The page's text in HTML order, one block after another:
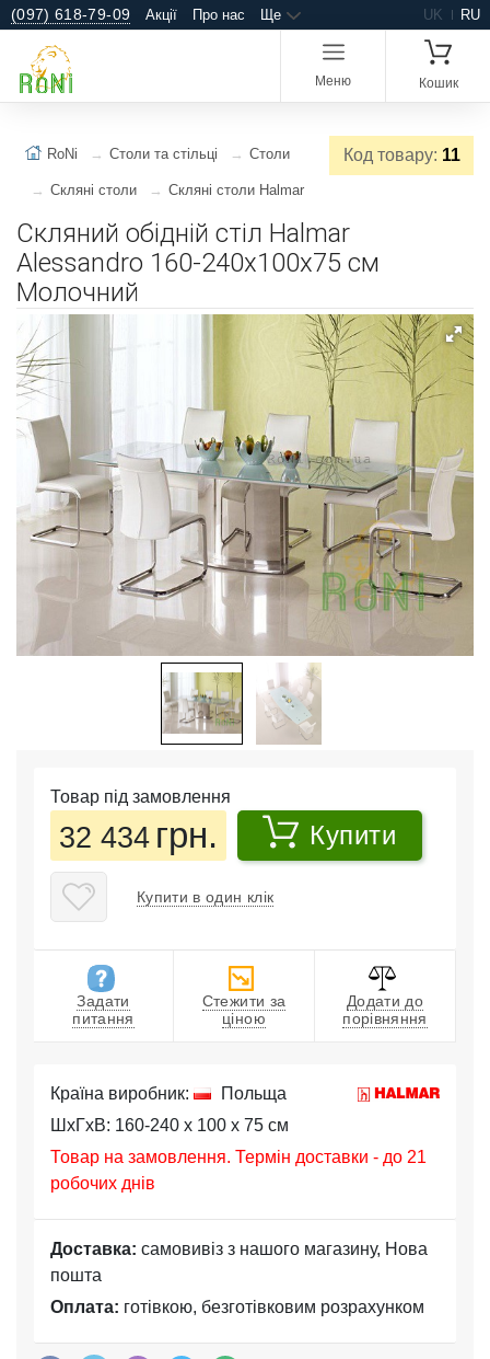
(097) 618-79-09 Акції Про нас Ще UK RU
Меню Кошик
Код товару: 11
RoNi Столи та стільці Столи
Скляні столи Скляні столи Halmar
Скляний обідній стіл Halmar
Alessandro 160-240x100x75 см
Молочний
Товар під замовлення
32 434 грн. Купити
Купити в один клік
Задати
питання
Стежити за
ціною
Додати до
порівняння
Країна виробник:
Польща
ШхГхВ: 160-240 x 100 x 75 см
Товар на замовлення. Термін доставки - до 21
робочих днів
Доставка: самовивіз з нашого магазину, Нова
пошта
Оплата: готівкою, безготівковим розрахунком